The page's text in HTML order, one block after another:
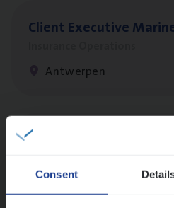
Consent
Client Exe­cu­ti­ve
Antwerpen
Test Ana­lyst
Antwerpen